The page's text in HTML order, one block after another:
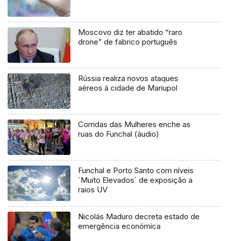
Moscovo diz ter abatido “raro
drone” de fabrico português
Rússia realiza novos ataques
aéreos à cidade de Mariupol
Corridas das Mulheres enche as
ruas do Funchal (áudio)
Funchal e Porto Santo com níveis
`Muito Elevados` de exposição a
raios UV
Nicolás Maduro decreta estado de
emergência económica